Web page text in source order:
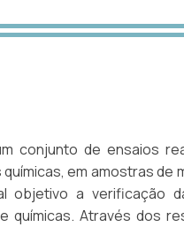
conjunto de ensaios
em amostras de
objetivo a verificação
químicas. Através dos